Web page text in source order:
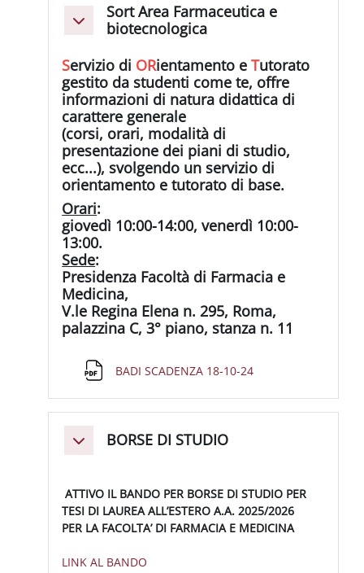
Minimizza
Sort Area Farmaceutica e
biotecnologica
Servizio di ORientamento eTutorato
gestito da studenti come te, offre
informazioni di natura didattica di
carattere generale
(corsi, orari, modalità di
presentazione dei piani di studio,
ecc...), svolgendo un servizio di
orientamento e tutorato di base.
Orari:
giovedì 10:00-14:00, venerdì 10:00-
13:00.
Sede:
Presidenza Facoltà di Farmacia e
Medicina,
V.le Regina Elena n. 295, Roma,
palazzina C, 3° piano, stanza n. 11
BADI SCADENZA 18-10-24
MinimizzaBORSE DI STUDIO
ATTIVO IL BANDO PER BORSE DI STUDIO PER
TESI DI LAUREA ALL’ESTERO A.A. 2025/2026
PER LA FACOLTA’ DI FARMACIA E MEDICINA
LINK AL BANDO